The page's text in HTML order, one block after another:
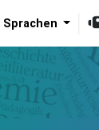
Sprachen